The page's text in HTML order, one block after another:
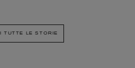
TUTTE LE STORIE